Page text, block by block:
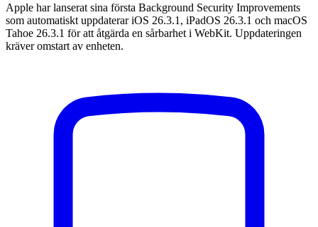
Apple har lanserat sina första Background Security Improvements
som automatiskt uppdaterar iOS 26.3.1, iPadOS 26.3.1 och macOS
Tahoe 26.3.1 för att åtgärda en sårbarhet i WebKit. Uppdateringen
kräver omstart av enheten.